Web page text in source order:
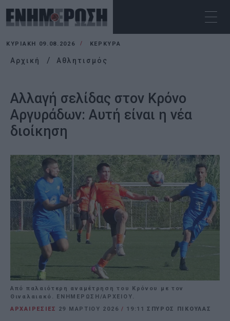
ΚΥΡΙΑΚΉ 09.08.2026 ΚΕΡΚΥΡΑ
Αρχική Αθλητισμός
Αλλαγή σελίδας στον Κρόνο
Αργυράδων: Αυτή είναι η νέα
διοίκηση
Από παλαιότερη αναμέτρηση του Κρόνου με τον
Θιναλαιακό. ΕΝΗΜΕΡΩΣΗ/ΑΡΧΕΙΟΥ.
ΑΡΧΑΙΡΕΣΙΕΣ
29 ΜΑΡΤΊΟΥ 2026 / 19:11 ΣΠΥΡΟΣ ΠΙΚΟΥΛΑΣ